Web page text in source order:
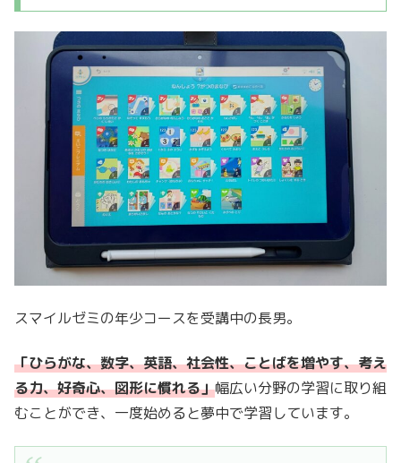
スマイルゼミの年少コースを受講中の長男。
「ひらがな、数字、英語、社会性、ことばを増やす、考え
る力、好奇心、図形に慣れる」幅広い分野の学習に取り組
むことができ、一度始めると夢中で学習しています。